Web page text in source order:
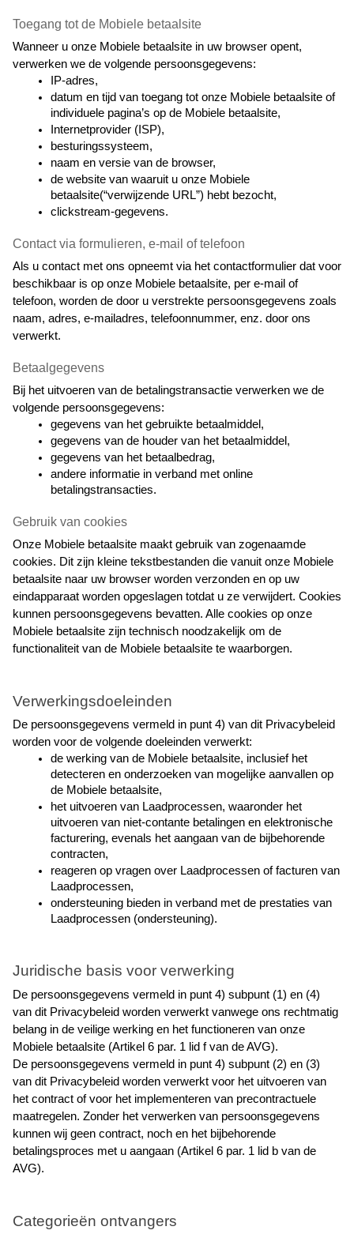
Toegang tot de Mobiele betaalsite
Wanneer u onze Mobiele betaalsite in uw browser opent,
verwerken we de volgende persoonsgegevens:
IP-adres,
datum en tijd van toegang tot onze Mobiele betaalsite of
individuele pagina’s op de Mobiele betaalsite,
Internetprovider (ISP),
besturingssysteem,
naam en versie van de browser,
de website van waaruit u onze Mobiele
betaalsite(“verwijzende URL”) hebt bezocht,
clickstream-gegevens.
Contact via formulieren, e-mail of telefoon
Als u contact met ons opneemt via het contactformulier dat voor
beschikbaar is op onze Mobiele betaalsite, per e-mail of
telefoon, worden de door u verstrekte persoonsgegevens zoals
naam, adres, e-mailadres, telefoonnummer, enz. door ons
verwerkt.
Betaalgegevens
Bij het uitvoeren van de betalingstransactie verwerken we de
volgende persoonsgegevens:
gegevens van het gebruikte betaalmiddel,
gegevens van de houder van het betaalmiddel,
gegevens van het betaalbedrag,
andere informatie in verband met online
betalingstransacties.
Gebruik van cookies
Onze Mobiele betaalsite maakt gebruik van zogenaamde
cookies. Dit zijn kleine tekstbestanden die vanuit onze Mobiele
betaalsite naar uw browser worden verzonden en op uw
eindapparaat worden opgeslagen totdat u ze verwijdert. Cookies
kunnen persoonsgegevens bevatten. Alle cookies op onze
Mobiele betaalsite zijn technisch noodzakelijk om de
functionaliteit van de Mobiele betaalsite te waarborgen.
Verwerkingsdoeleinden
De persoonsgegevens vermeld in punt 4) van dit Privacybeleid
worden voor de volgende doeleinden verwerkt:
de werking van de Mobiele betaalsite, inclusief het
detecteren en onderzoeken van mogelijke aanvallen op
de Mobiele betaalsite,
het uitvoeren van Laadprocessen, waaronder het
uitvoeren van niet-contante betalingen en elektronische
facturering, evenals het aangaan van de bijbehorende
contracten,
reageren op vragen over Laadprocessen of facturen van
Laadprocessen,
ondersteuning bieden in verband met de prestaties van
Laadprocessen (ondersteuning).
Juridische basis voor verwerking
De persoonsgegevens vermeld in punt 4) subpunt (1) en (4)
van dit Privacybeleid worden verwerkt vanwege ons rechtmatig
belang in de veilige werking en het functioneren van onze
Mobiele betaalsite (Artikel 6 par. 1 lid f van de AVG).
De persoonsgegevens vermeld in punt 4) subpunt (2) en (3)
van dit Privacybeleid worden verwerkt voor het uitvoeren van
het contract of voor het implementeren van precontractuele
maatregelen. Zonder het verwerken van persoonsgegevens
kunnen wij geen contract, noch en het bijbehorende
betalingsproces met u aangaan (Artikel 6 par. 1 lid b van de
AVG).
Categorieën ontvangers